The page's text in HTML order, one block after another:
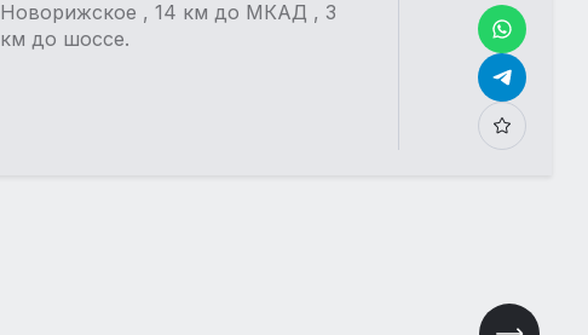
Новорижское , 14 км до МКАД , 3
км до шоссе.